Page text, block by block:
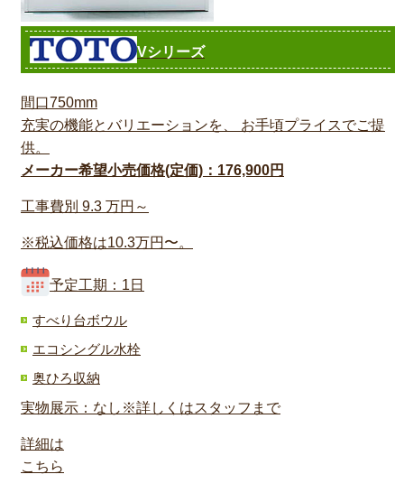
Vシリーズ
間口750mm
充実の機能とバリエーションを、 お手頃プライスでご提
供。
メーカー希望小売価格(定価)：176,900円
工事費別 9.3 万円～
※税込価格は10.3万円〜。
予定工期：1日
すべり台ボウル
エコシングル水栓
奥ひろ収納
実物展示：なし※詳しくはスタッフまで
詳細は
こちら